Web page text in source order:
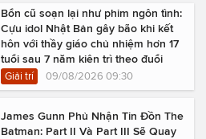
Bổn cũ soạn lại như phim ngôn tình:
Cựu idol Nhật Bản gây bão khi kết
hôn với thầy giáo chủ nhiệm hơn 17
tuổi sau 7 năm kiên trì theo đuổi
Giải trí 09/08/2026 09:30
James Gunn Phủ Nhận Tin Đồn The
Batman: Part II Và Part III Sẽ Quay